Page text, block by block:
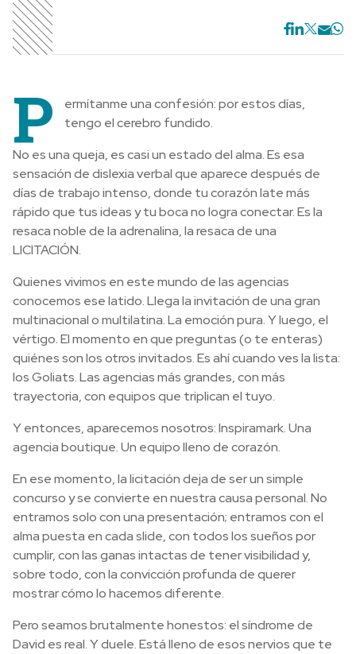
P
ermítanme una confesión: por estos días,
tengo el cerebro fundido.
No es una queja, es casi un estado del alma. Es esa
sensación de dislexia verbal que aparece después de
días de trabajo intenso, donde tu corazón late más
rápido que tus ideas y tu boca no logra conectar. Es la
resaca noble de la adrenalina, la resaca de una
LICITACIÓN.
Quienes vivimos en este mundo de las agencias
conocemos ese latido. Llega la invitación de una gran
multinacional o multilatina. La emoción pura. Y luego, el
vértigo. El momento en que preguntas (o te enteras)
quiénes son los otros invitados. Es ahí cuando ves la lista:
los Goliats. Las agencias más grandes, con más
trayectoria, con equipos que triplican el tuyo.
Y entonces, aparecemos nosotros: Inspiramark. Una
agencia boutique. Un equipo lleno de corazón.
En ese momento, la licitación deja de ser un simple
concurso y se convierte en nuestra causa personal. No
entramos solo con una presentación; entramos con el
alma puesta en cada slide, con todos los sueños por
cumplir, con las ganas intactas de tener visibilidad y,
sobre todo, con la convicción profunda de querer
mostrar cómo lo hacemos diferente.
Pero seamos brutalmente honestos: el síndrome de
David es real. Y duele. Está lleno de esos nervios que te